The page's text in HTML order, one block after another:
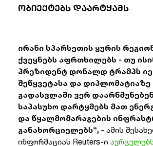
ᲝᲑᲘᲔᲥᲢᲔᲑᲡ ᲓᲐᲐᲠᲢᲧᲐᲛᲡ
ირანი სპარსეთის ყურის
ქვეყნებს აფრთხილებს - თუ
პრეზიდენტ დონალდ ტრამპს
შეწყვეტასა და დიპლომატიაზე
გადასვლაში ვერ
საპასუხო დარტყმებს მათ
და წყალმომარაგების
განახორციელებს“, - ამის
ინფორმაციას Reuters-ი